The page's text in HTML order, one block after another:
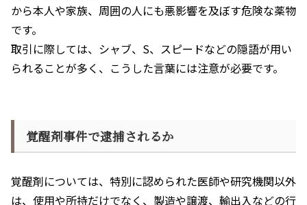
から本人や家族、周囲の人にも悪影響を及ぼす危険な薬物
です。
取引に際しては、シャブ、 S、スピードなどの隠語が用い
られることが多く、こうした言葉には注意が必要です。
覚醒剤事件で逮捕されるか
覚醒剤については、特別に認められた医師や研究機関以外
は、使用や所持だけでなく、製造や譲渡、輸出入などの行